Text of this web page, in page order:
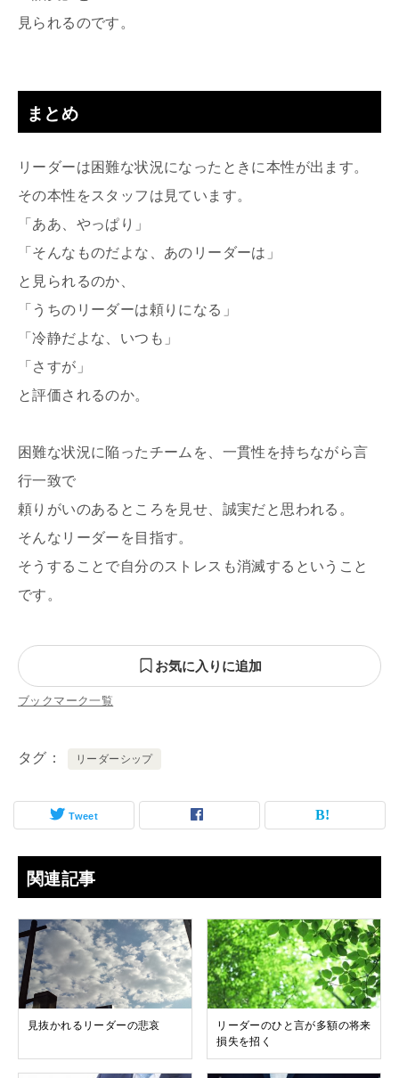
見られるのです。
まとめ
リーダーは困難な状況になったときに本性が出ます。
その本性をスタッフは見ています。
「ああ、やっぱり」
「そんなものだよな、あのリーダーは」
と見られるのか、
「うちのリーダーは頼りになる」
「冷静だよな、いつも」
「さすが」
と評価されるのか。
困難な状況に陥ったチームを、一貫性を持ちながら言
行一致で
頼りがいのあるところを見せ、誠実だと思われる。
そんなリーダーを目指す。
そうすることで自分のストレスも消滅するということ
です。
お気に入りに追加
ブックマーク一覧
タグ リーダーシップ
Tweet
関連記事
見抜かれるリーダーの悲哀
リーダーのひと言が多額の将来
損失を招く